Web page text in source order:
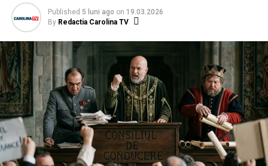
Published 5 luni ago on 19.03.2026
By Redactia Carolina TV